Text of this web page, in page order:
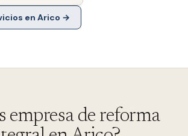
en Arico →
empresa de reforma